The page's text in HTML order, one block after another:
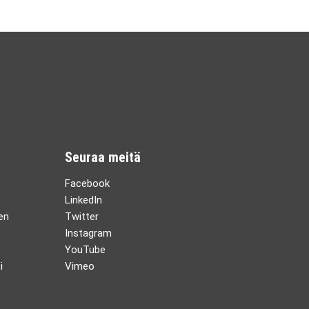
Seuraa meitä
Facebook
LinkedIn
Twitter
Instagram
YouTube
Vimeo